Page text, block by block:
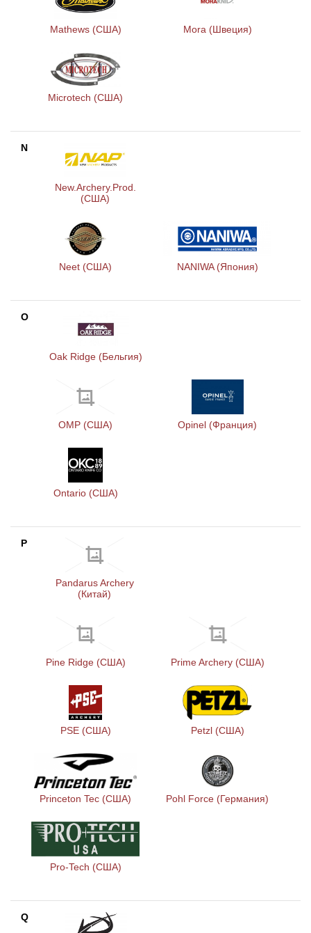
Mathews (США) Mora (Швеция)
Microtech (США)
N
New.Archery.Prod.
(США)
Neet (США) NANIWA (Япония)
O
Oak Ridge (Бельгия)
OMP (CША) Opinel (Франция)
Ontario (США)
P
Pandarus Archery
(Китай)
Pine Ridge (США) Prime Archery (США)
PSE (США) Petzl (США)
Princeton Tec (США) Pohl Force (Германия)
Pro-Tech (США)
Q